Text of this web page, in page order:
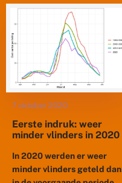
zullen veel vlinders uit
overwintering komen en
nieuwe vlinders uit...
7 oktober 2020
Eerste indruk: weer
minder vlinders in 2020
In 2020 werden er weer
minder vlinders geteld dan